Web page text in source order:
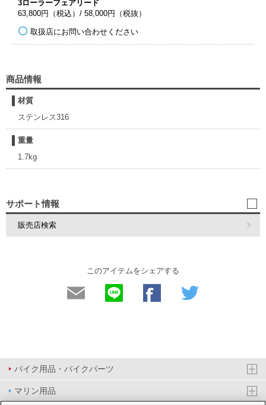
3ローラーフェアリード
63,800円（税込）/ 58,000円（税抜）
取扱店にお問い合わせください
商品情報
材質
ステンレス316
重量
1.7kg
サポート情報
販売店検索
このアイテムをシェアする
バイク用品・バイクパーツ
マリン用品